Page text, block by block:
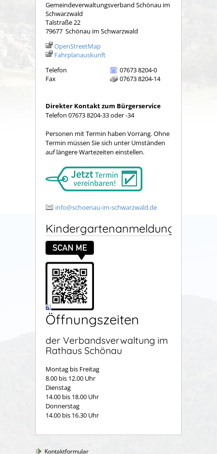
Gemeindeverwaltungsverband Schönau im
Schwarzwald
Talstraße 22
79677 Schönau im Schwarzwald
OpenStreetMap
Fahrplanauskunft
Telefon
07673 8204-0
Fax
07673 8204-14
Direkter Kontakt zum Bürgerservice
Telefon 07673 8204-33 oder -34
Personen mit Termin haben Vorrang. Ohne
Termin müssen Sie sich unter Umständen
auf längere Wartezeiten einstellen.
info@schoenau-im-schwarzwald.de
Kindergartenanmeldung
Öffnungszeiten
der Verbandsverwaltung im
Rathaus Schönau
Montag bis Freitag
8.00 bis 12.00 Uhr
Dienstag
14.00 bis 18.00 Uhr
Donnerstag
14.00 bis 16.30 Uhr
Kontaktformular